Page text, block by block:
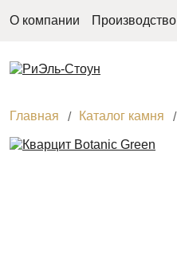
О компании Производство
Главная Каталог камня